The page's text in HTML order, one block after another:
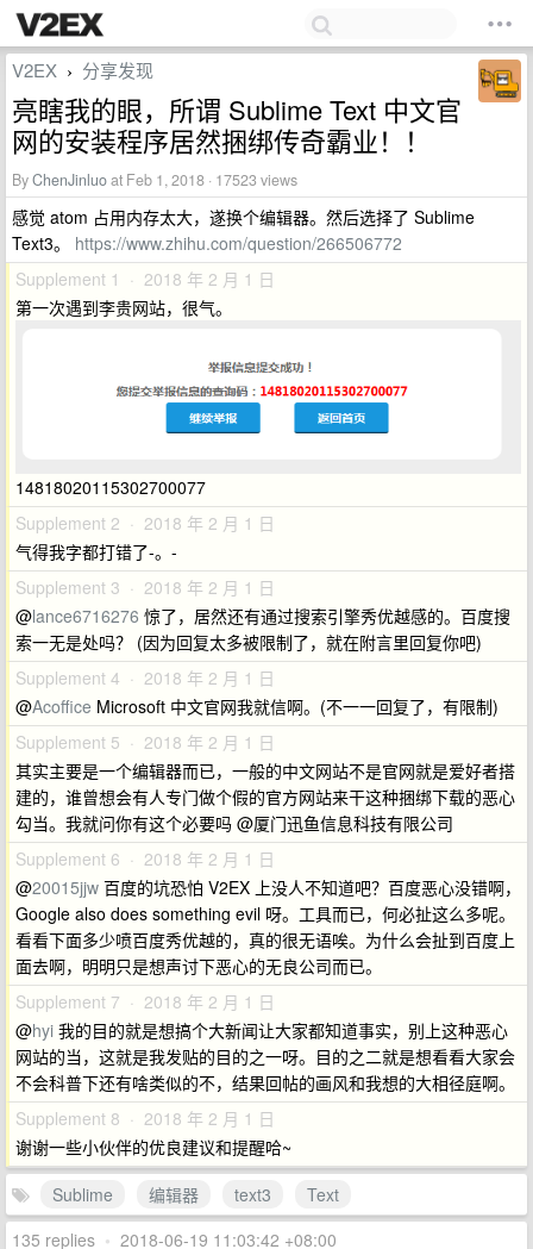
V2EX › 分享发现
亮瞎我的眼，所谓 Sublime Text 中文官
网的安装程序居然捆绑传奇霸业！！
ByChenJinluoat Feb 1, 2018 · 17523 views
感觉 atom 占用内存太大，遂换个编辑器。然后选择了 Sublime
Text3。 https://www.zhihu.com/question/266506772
Supplement 1 · 2018 年 2 月 1 日
第一次遇到李贵网站，很气。
14818020115302700077
Supplement 2 · 2018 年 2 月 1 日
气得我字都打错了-。-
Supplement 3 · 2018 年 2 月 1 日
@lance6716276 惊了，居然还有通过搜索引擎秀优越感的。百度搜
索一无是处吗？ (因为回复太多被限制了，就在附言里回复你吧)
Supplement 4 · 2018 年 2 月 1 日
@Acoffice Microsoft 中文官网我就信啊。(不一一回复了，有限制)
Supplement 5 · 2018 年 2 月 1 日
其实主要是一个编辑器而已，一般的中文网站不是官网就是爱好者搭
建的，谁曾想会有人专门做个假的官方网站来干这种捆绑下载的恶心
勾当。我就问你有这个必要吗 @厦门迅鱼信息科技有限公司
Supplement 6 · 2018 年 2 月 1 日
@20015jjw 百度的坑恐怕 V2EX 上没人不知道吧？百度恶心没错啊，
Google also does something evil 呀。工具而已，何必扯这么多呢。
看看下面多少喷百度秀优越的，真的很无语唉。为什么会扯到百度上
面去啊，明明只是想声讨下恶心的无良公司而已。
Supplement 7 · 2018 年 2 月 1 日
@hyi 我的目的就是想搞个大新闻让大家都知道事实，别上这种恶心
网站的当，这就是我发贴的目的之一呀。目的之二就是想看看大家会
不会科普下还有啥类似的不，结果回帖的画风和我想的大相径庭啊。
Supplement 8 · 2018 年 2 月 1 日
谢谢一些小伙伴的优良建议和提醒哈~
Sublime
编辑器 text3
Text
135 replies • 2018-06-19 11:03:42 +08:00